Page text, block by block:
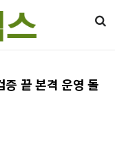
끝 본격 운영 돌